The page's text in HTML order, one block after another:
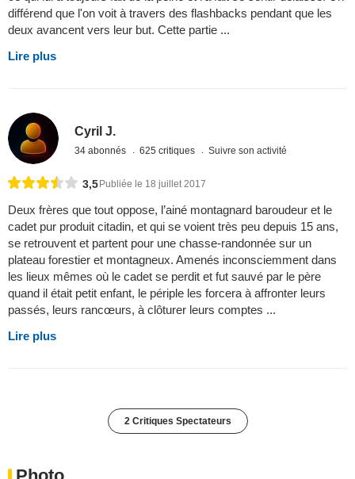
différend que l'on voit à travers des flashbacks pendant que les
deux avancent vers leur but. Cette partie ...
Lire plus
Cyril J.
34 abonnés 625 critiques Suivre son activité
3,5Publiée le 18 juillet 2017
Deux frères que tout oppose, l’ainé montagnard baroudeur et le
cadet pur produit citadin, et qui se voient très peu depuis 15 ans,
se retrouvent et partent pour une chasse-randonnée sur un
plateau forestier et montagneux. Amenés inconsciemment dans
les lieux mêmes où le cadet se perdit et fut sauvé par le père
quand il était petit enfant, le périple les forcera à affronter leurs
passés, leurs rancœurs, à clôturer leurs comptes ...
Lire plus
2 Critiques Spectateurs